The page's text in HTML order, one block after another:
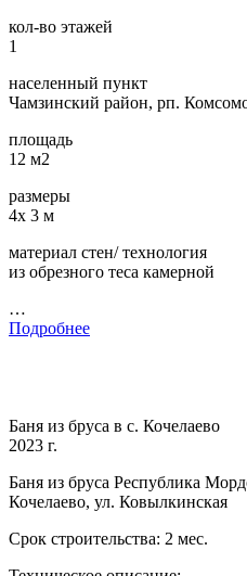
кол-во этажей
1
населенный пункт
Чамзинский район, рп.
площадь
12 м2
размеры
4х 3 м
материал стен/ технология
из обрезного теса камерной
…
Подробнее
Баня из бруса в с. Кочелаево
2023 г.
Баня из бруса Республика
Кочелаево, ул. Ковылкинская
Срок строительства: 2 мес.